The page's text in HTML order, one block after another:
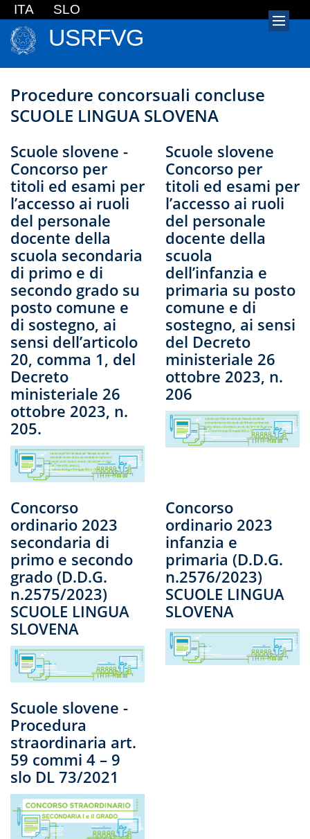
ITA SLO
USRFVG
Procedure concorsuali concluse
SCUOLE LINGUA SLOVENA
Scuole slovene -
Concorso per
titoli ed esami per
l’accesso ai ruoli
del personale
docente della
scuola secondaria
di primo e di
secondo grado su
posto comune e
di sostegno, ai
sensi dell’articolo
20, comma 1, del
Decreto
ministeriale 26
ottobre 2023, n.
205.
Scuole slovene
Concorso per
titoli ed esami per
l’accesso ai ruoli
del personale
docente della
scuola
dell’infanzia e
primaria su posto
comune e di
sostegno, ai sensi
del Decreto
ministeriale 26
ottobre 2023, n.
206
Concorso
ordinario 2023
secondaria di
primo e secondo
grado (D.D.G.
n.2575/2023)
SCUOLE LINGUA
SLOVENA
Concorso
ordinario 2023
infanzia e
primaria (D.D.G.
n.2576/2023)
SCUOLE LINGUA
SLOVENA
Scuole slovene -
Procedura
straordinaria art.
59 commi 4 – 9
slo DL 73/2021